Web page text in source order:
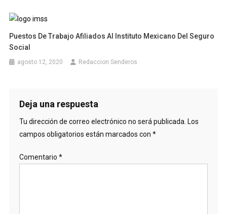
Puestos De Trabajo Afiliados Al Instituto Mexicano Del Seguro
Social
agosto 12, 2020 Redaccion Senderos
Deja una respuesta
Tu dirección de correo electrónico no será publicada. Los
campos obligatorios están marcados con *
Comentario *